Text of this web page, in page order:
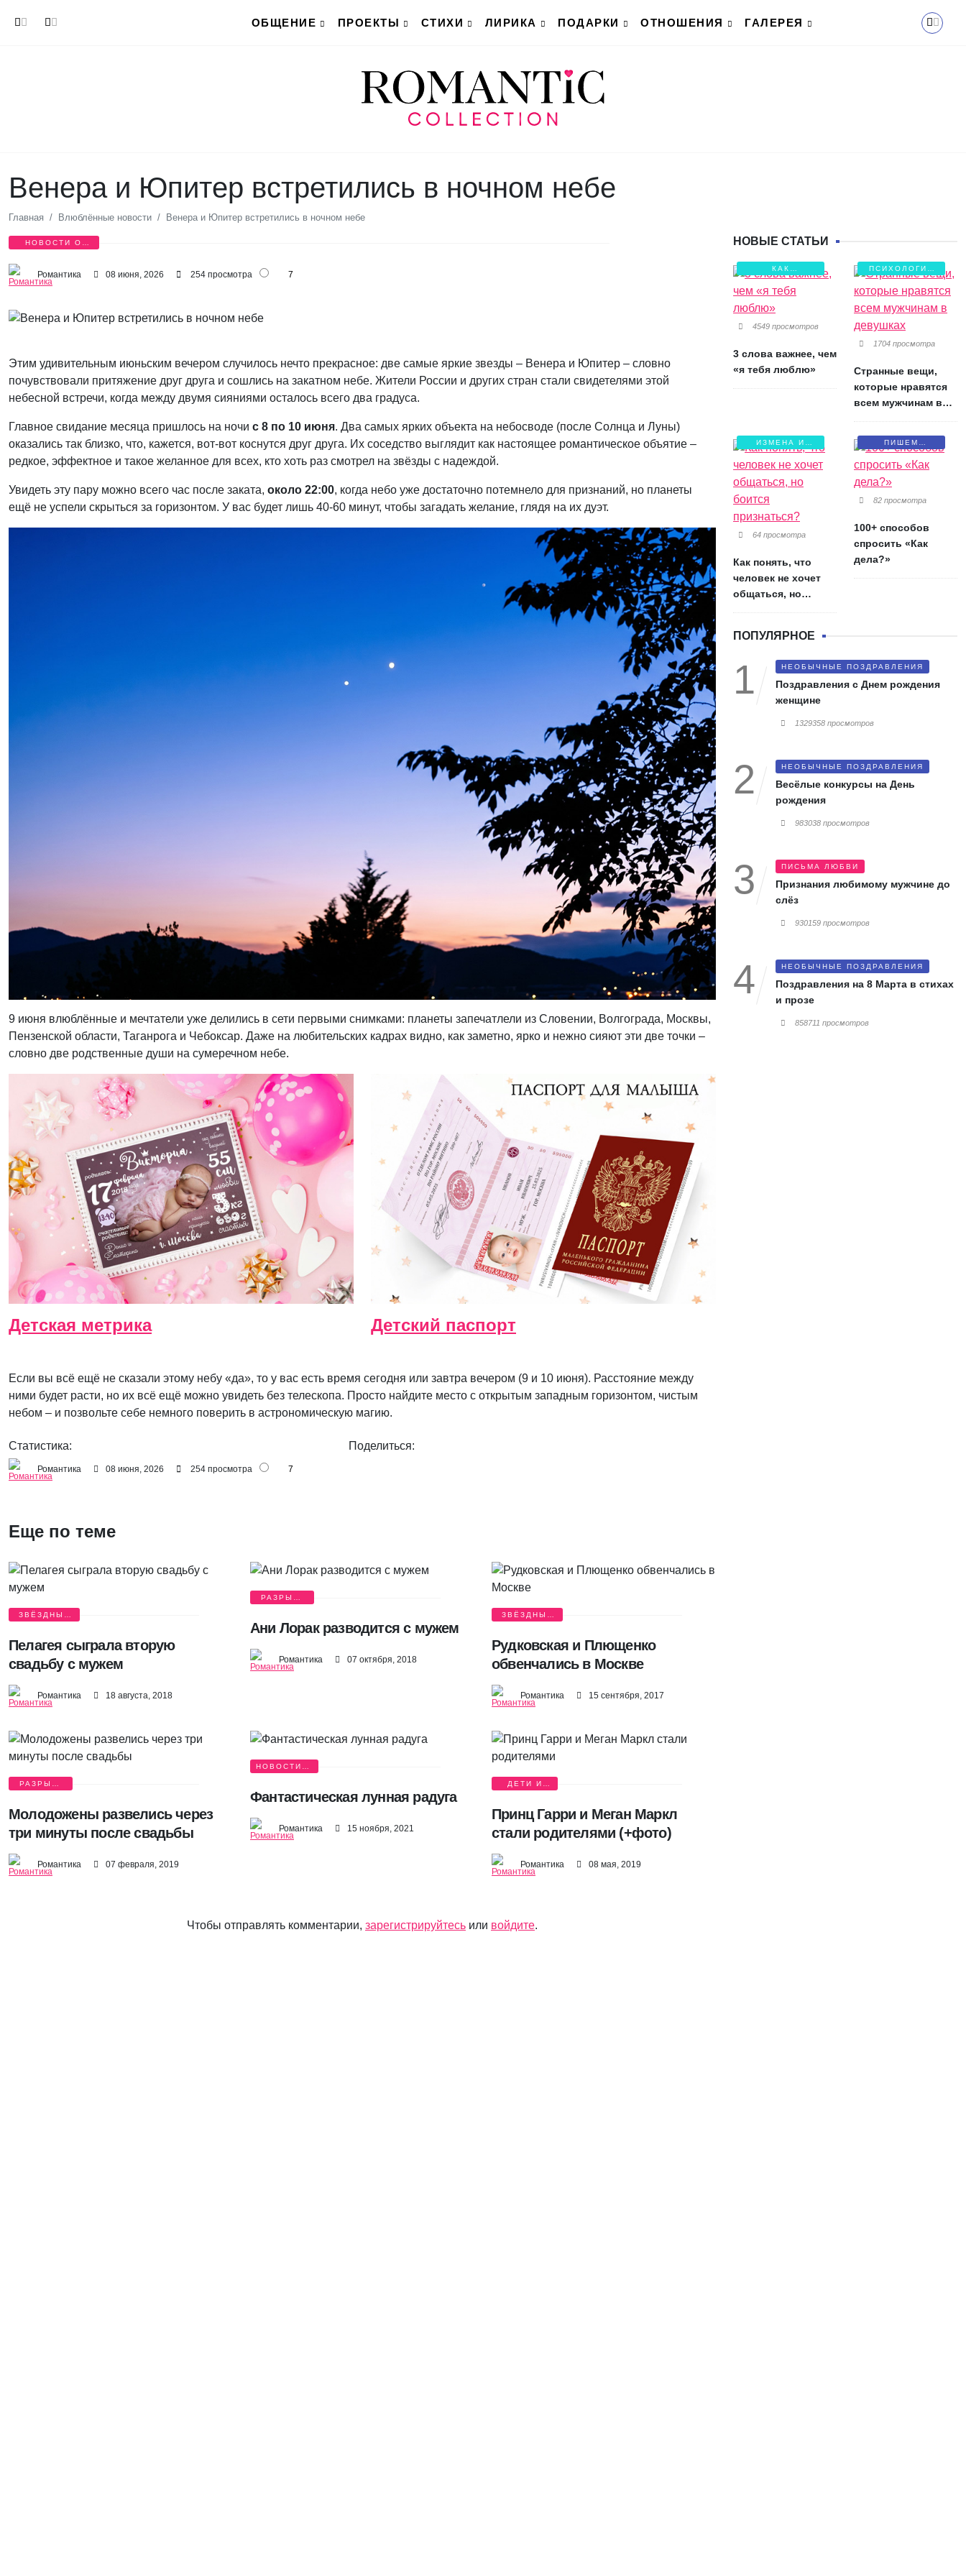
ОБЩЕНИЕ
ПРОЕКТЫ СТИХИ ЛИРИКА ПОДАРКИ ОТНОШЕНИЯ ГАЛЕРЕЯ
Венера и Юпитер встретились в ночном небе
Главная Влюблённые новости Венера и Юпитер встретились в ночном небе
НОВОСТИ О
Романтика 08 июня, 2026 254 просмотра 7
Этим удивительным июньским вечером случилось нечто прекрасное: две самые яркие звезды – Венера и Юпитер – словно
почувствовали притяжение друг друга и сошлись на закатном небе. Жители России и других стран стали свидетелями этой
небесной встречи, когда между двумя сияниями осталось всего два градуса.
Главное свидание месяца пришлось на ночи с 8 по 10 июня. Два самых ярких объекта на небосводе (после Солнца и Луны)
оказались так близко, что, кажется, вот-вот коснутся друг друга. Их соседство выглядит как настоящее романтическое объятие –
редкое, эффектное и такое желанное для всех, кто хоть раз смотрел на звёзды с надеждой.
Увидеть эту пару можно всего час после заката, около 22:00, когда небо уже достаточно потемнело для признаний, но планеты
ещё не успели скрыться за горизонтом. У вас будет лишь 40-60 минут, чтобы загадать желание, глядя на их дуэт.
9 июня влюблённые и мечтатели уже делились в сети первыми снимками: планеты запечатлели из Словении, Волгограда, Москвы,
Пензенской области, Таганрога и Чебоксар. Даже на любительских кадрах видно, как заметно, ярко и нежно сияют эти две точки –
словно две родственные души на сумеречном небе.
Детская метрика Детский паспорт
Если вы всё ещё не сказали этому небу «да», то у вас есть время сегодня или завтра вечером (9 и 10 июня). Расстояние между
ними будет расти, но их всё ещё можно увидеть без телескопа. Просто найдите место с открытым западным горизонтом, чистым
небом – и позвольте себе немного поверить в астрономическую магию.
Статистика:
Романтика 08 июня, 2026 254 просмотра 7
Поделиться:
Еще по теме
ЗВЁЗДНЫЕ
Пелагея сыграла вторую
свадьбу с мужем
Романтика 18 августа, 2018
РАЗРЫВ,
Ани Лорак разводится с мужем
Романтика 07 октября, 2018
ЗВЁЗДНЫЕ
Рудковская и Плющенко
обвенчались в Москве
Романтика 15 сентября, 2017
РАЗРЫВ,
Молодожены развелись через
три минуты после свадьбы
Романтика 07 февраля, 2019
НОВОСТИ О
Фантастическая лунная радуга
Романтика 15 ноября, 2021
ДЕТИ И
Принц Гарри и Меган Маркл
стали родителями (+фото)
Романтика 08 мая, 2019
Чтобы отправлять комментарии, зарегистрируйтесь или войдите.
НОВЫЕ СТАТЬИ
КАК
СОХРАНИТЬ
ЛЮБОВЬ?
4549 просмотров
3 слова важнее, чем
«я тебя люблю»
ПСИХОЛОГИЯ
ЛЮБВИ
1704 просмотра
Странные вещи,
которые нравятся
всем мужчинам в
ИЗМЕНА И
БОЛЬ
64 просмотра
Как понять, что
человек не хочет
общаться, но
ПИШЕМ
ПИСЬМА
82 просмотра
100+ способов
спросить «Как
дела?»
ПОПУЛЯРНОЕ
НЕОБЫЧНЫЕ ПОЗДРАВЛЕНИЯ
Поздравления с Днем рождения
женщине
1329358 просмотров
НЕОБЫЧНЫЕ ПОЗДРАВЛЕНИЯ
Весёлые конкурсы на День
рождения
983038 просмотров
ПИСЬМА ЛЮБВИ
Признания любимому мужчине до
слёз
930159 просмотров
НЕОБЫЧНЫЕ ПОЗДРАВЛЕНИЯ
Поздравления на 8 Марта в стихах
и прозе
858711 просмотров